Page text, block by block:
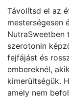
Távolítsd el az
mesterségesen
NutraSweetben
szerotonin
fejfájást és
embereknél,
kimerültségük.
amely nem